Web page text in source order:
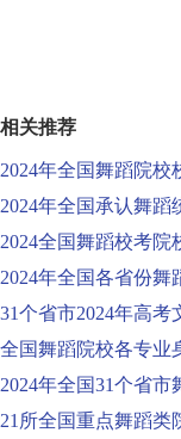
相关推荐
2024年全国舞蹈院校
2024年全国承认舞蹈
2024全国舞蹈校考院
2024年全国各省份舞
31个省市2024年高考
全国舞蹈院校各专业
2024年全国31个省市
21所全国重点舞蹈类